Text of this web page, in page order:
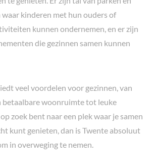
kinderen met hun ouders of
kunnen ondernemen, en er zijn
die gezinnen samen kunnen
veel voordelen voor gezinnen, van
betaalbare woonruimte tot leuke
zoek bent naar een plek waar je samen
kunt genieten, dan is Twente absoluut
in overweging te nemen.